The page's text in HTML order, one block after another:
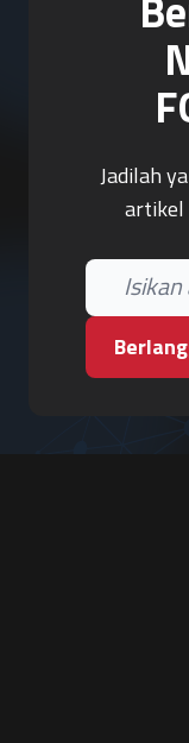
Jadilah
artikel